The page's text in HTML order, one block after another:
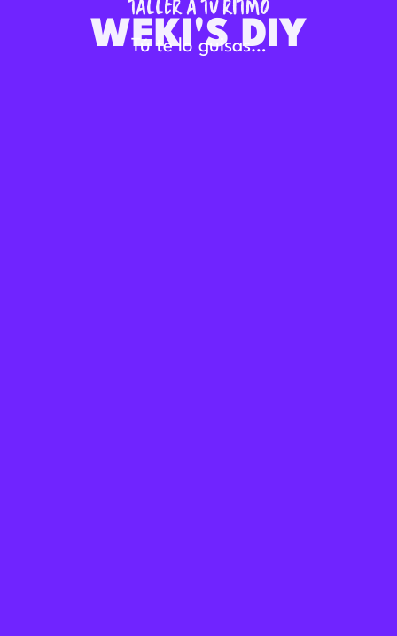
WEKI'S DIY
Tú te lo guisas…